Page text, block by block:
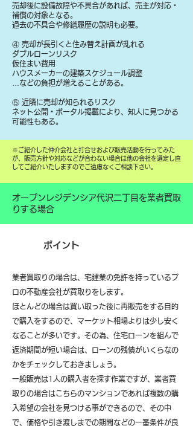
売却後に設備故障や不具合があれば、売主が対応・
補償の対象となる。
過去の不具合や修繕履歴の説明も必要。
④ 売却が長引くと住み替え計画が乱れる
ダブルローンリスク
仮住まい費用
ハウスメーカーの建築スケジュール調整
…などの負担が増えることがある。
⑤ 近隣に売却が知られるリスク
ネット公開・ポータル掲載により、知人に見つかる
可能性もある。
​※ご紹介した仲介会社と打合せおよび販売活動を行ってみた
が、販売方針や対応などが合わない場合は他の会社を選定し直
してご紹介いたしますのでご遠慮なくご相談下さい。
オープンレジデンシア代沢二丁目を業者買取
りする場合
ポイント
業者買取りの場合は、宅建業の免許を持っているプ
ロの不動産会社が買取りをします。
ほとんどの場合は買い取った後に再販売をする目的
で購入をするので、マーケット相場よりは少し安く
なることが多いです。その為、住宅ローンを組んで
返済期間が短い場合は、ローンの残債がいくらなの
かをチェックしておきましょう。
一般販売は1人の購入者を探す作業ですが、業者買
取りの場合はこちらのマンションであれば複数の購
入希望の会社を見つける事ができるので、その中
で、価格や引き渡しまでの期間などの一番条件が良